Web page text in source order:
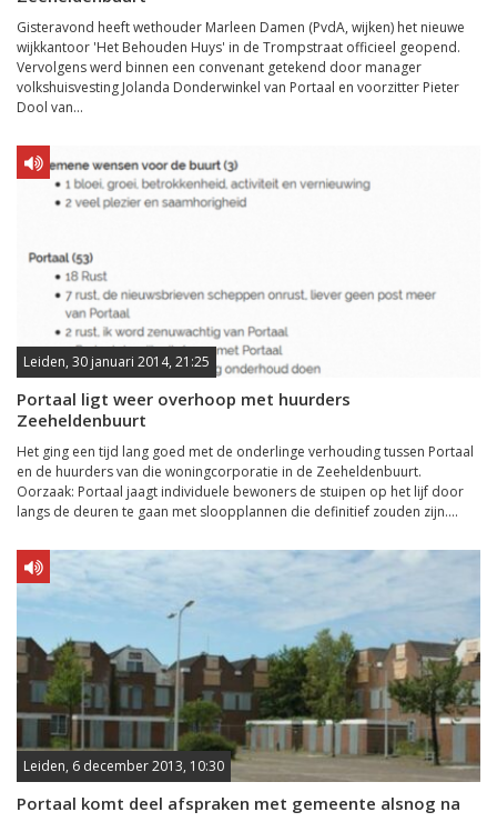
Gisteravond heeft wethouder Marleen Damen (PvdA, wijken) het nieuwe
wijkkantoor 'Het Behouden Huys' in de Trompstraat officieel geopend.
Vervolgens werd binnen een convenant getekend door manager
volkshuisvesting Jolanda Donderwinkel van Portaal en voorzitter Pieter
Dool van...
Leiden, 30 januari 2014, 21:25
Portaal ligt weer overhoop met huurders
Zeeheldenbuurt
Het ging een tijd lang goed met de onderlinge verhouding tussen Portaal
en de huurders van die woningcorporatie in de Zeeheldenbuurt.
Oorzaak: Portaal jaagt individuele bewoners de stuipen op het lijf door
langs de deuren te gaan met sloopplannen die definitief zouden zijn....
Leiden, 6 december 2013, 10:30
Portaal komt deel afspraken met gemeente alsnog na